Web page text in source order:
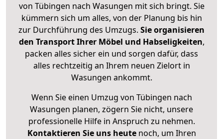
von Tübingen nach Wasungen mit sich bringt. Sie
kümmern sich um alles, von der Planung bis hin
zur Durchführung des Umzugs. Sie organisieren
den Transport Ihrer Möbel und Habseligkeiten,
packen alles sicher ein und sorgen dafür, dass
alles rechtzeitig an Ihrem neuen Zielort in
Wasungen ankommt.
Wenn Sie einen Umzug von Tübingen nach
Wasungen planen, zögern Sie nicht, unsere
professionelle Hilfe in Anspruch zu nehmen.
Kontaktieren Sie uns heutenoch, um Ihren